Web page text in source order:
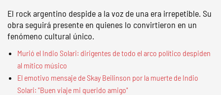
El rock argentino despide a la voz de una era irrepetible. Su
obra seguirá presente en quienes lo convirtieron en un
fenómeno cultural único.
Murió el Indio Solari: dirigentes de todo el arco político despiden
al mítico músico
El emotivo mensaje de Skay Beilinson por la muerte de Indio
Solari: "Buen viaje mi querido amigo"